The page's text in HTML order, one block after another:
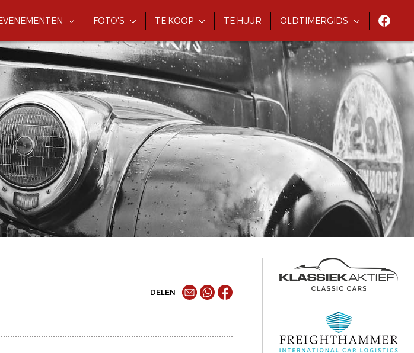
FOTO'S TE KOOP TE HUUR OLDTIMERGIDS
DELEN